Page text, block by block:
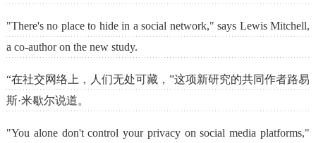
"There's no place to hide in a social network," says Lewis Mitchell,
a co-author on the new study.
“在社交网络上，人们无处可藏，”这项新研究的共同作者路易
斯·米歇尔说道。
"You alone don't control your privacy on social media platforms,"